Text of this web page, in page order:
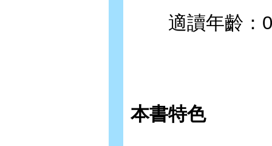
適讀年齡：
本書特色